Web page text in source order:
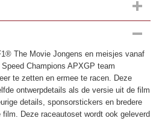
The Movie Jongens en meisjes vanaf
Champions APXGP team
te zetten en ermee te racen. Deze
ontwerpdetails als de versie uit de film
details, sponsorstickers en bredere
Deze raceautoset wordt ook geleverd